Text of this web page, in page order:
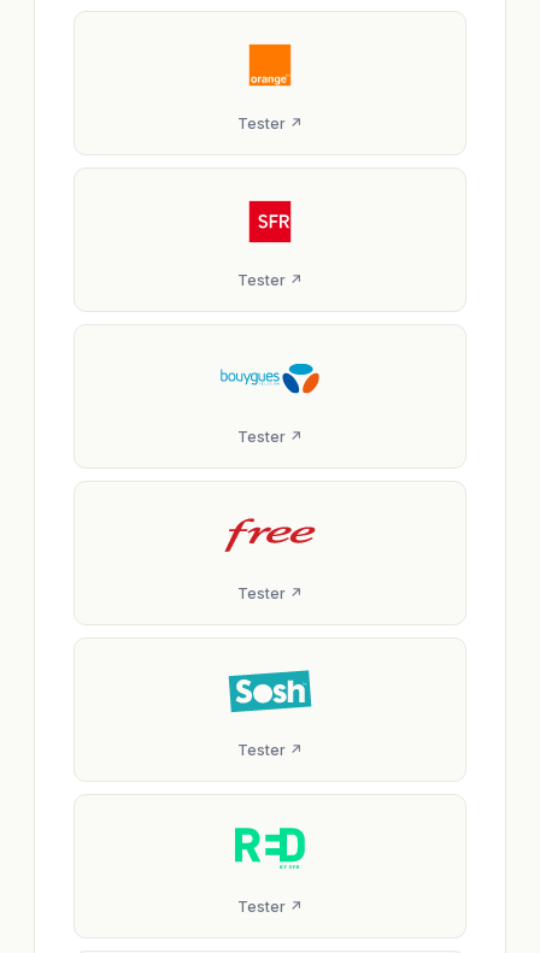
Tester ↗
Tester ↗
Tester ↗
Tester ↗
Tester ↗
Tester ↗